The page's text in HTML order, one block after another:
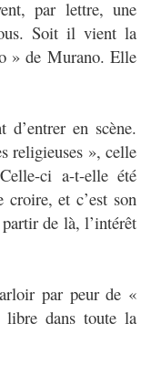
par lettre, une
Soit il vient la
» de Murano. Elle
en scène.
religieuses », celle
ci a-t-elle été
et c’est son
de là, l’intérêt
par peur de «
dans toute la